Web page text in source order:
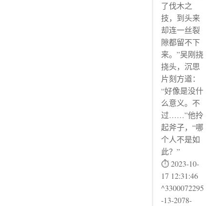
了伐木之
技，到头来
却连一丝裂
隙都留不下
来。”吴刚挠
挠头，沉思
片刻方道：
“好像是没什
么意义。不
过……”他拎
起斧子，“哪
个人不是如
此？”
⏱ 2023-10-
17 12:31:46
^3300072295
-13-2078-